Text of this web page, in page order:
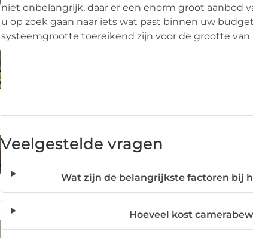
niet onbelangrijk, daar er een enorm groot aanbod
u op zoek gaan naar iets wat past binnen uw
systeemgrootte toereikend zijn voor de grootte van
Veelgestelde vragen
Wat zijn de belangrijkste factoren bij
Hoeveel kost